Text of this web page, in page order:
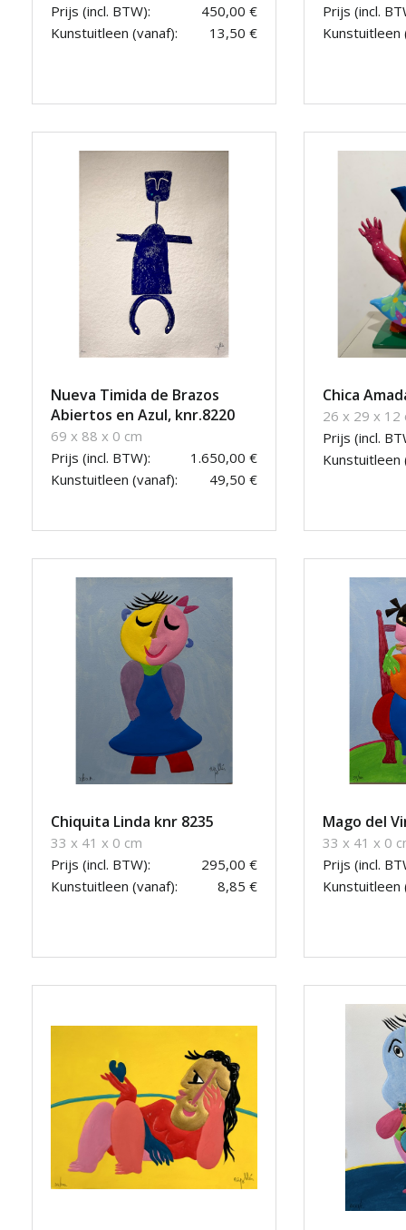
Prijs (incl. BTW):
450,00 €
Kunstuitleen (vanaf):
13,50 €
Prijs (incl.
Kunstuitleen
Nueva Timida de Brazos
Abiertos en Azul, knr.8220
69 x 88 x 0 cm
Prijs (incl. BTW):
1.650,00 €
Kunstuitleen (vanaf):
49,50 €
Chica
26 x 29 x 12
Prijs (incl.
Kunstuitleen
Chiquita Linda knr 8235
33 x 41 x 0 cm
Prijs (incl. BTW):
295,00 €
Kunstuitleen (vanaf):
8,85 €
Mago del
33 x 41 x 0
Prijs (incl.
Kunstuitleen